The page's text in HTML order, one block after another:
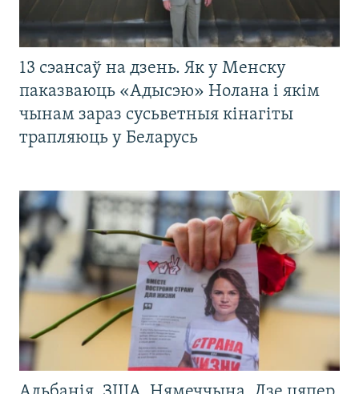
13 сэансаў на дзень. Як у Менску
паказваюць «Адысэю» Нолана і якім
чынам зараз сусьветныя кінагіты
трапляюць у Беларусь